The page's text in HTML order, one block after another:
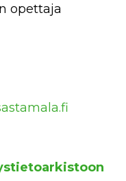
opettaja